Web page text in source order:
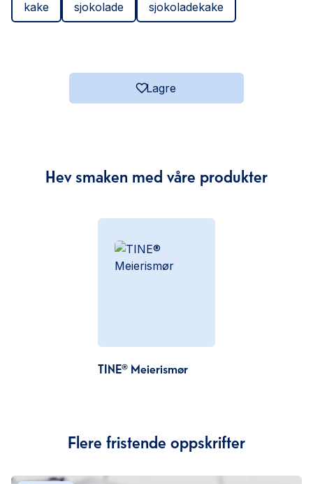
kake sjokolade sjokoladekake
Lagre
Hev smaken med våre produkter
TINE® Meierismør
Flere fristende oppskrifter